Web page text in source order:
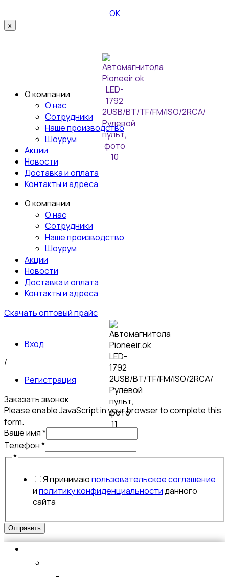
ОК
x
О компании
О нас
Сотрудники
Наше производство
Шоурум
Акции
Новости
Доставка и оплата
Контакты и адреса
О компании
О нас
Сотрудники
Наше производство
Шоурум
Акции
Новости
Доставка и оплата
Контакты и адреса
Скачать оптовый прайс
Вход
/
Регистрация
Заказать звонок
Please enable JavaScript in your browser to complete this
form.
Ваше имя*
Телефон*
имя
Ваше
*
Я принимаюпользовательское соглашение
иполитику конфиденциальностиданного
сайта
Отправить